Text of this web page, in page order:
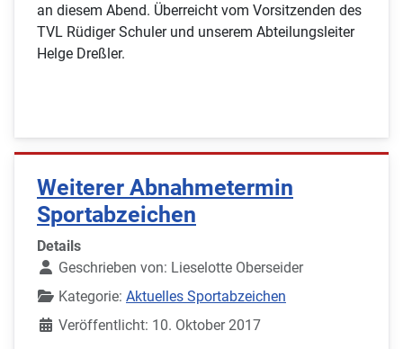
an diesem Abend. Überreicht vom Vorsitzenden des
TVL Rüdiger Schuler und unserem Abteilungsleiter
Helge Dreßler.
Weiterer Abnahmetermin
Sportabzeichen
Details
Geschrieben von: Lieselotte Oberseider
Kategorie: Aktuelles Sportabzeichen
Veröffentlicht: 10. Oktober 2017